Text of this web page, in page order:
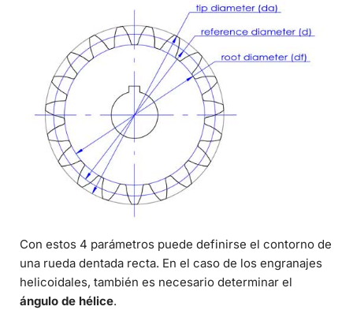
Con estos 4 parámetros puede definirse el contorno de
una rueda dentada recta. En el caso de los engranajes
helicoidales, también es necesario determinar el
ángulo de hélice.